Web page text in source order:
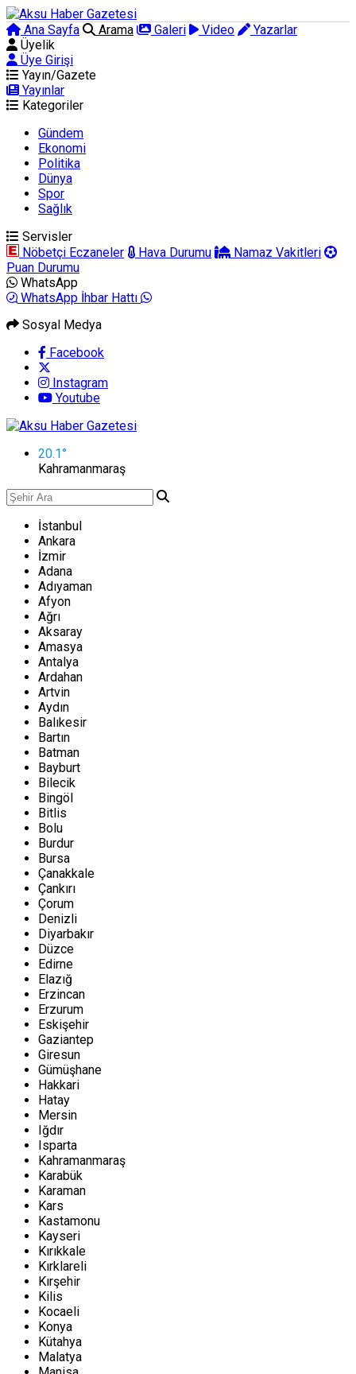
Ana Sayfa Arama Galeri Video
Yazarlar
Üyelik
Üye Girişi
Yayın/Gazete
Yayınlar
Kategoriler
Gündem
Ekonomi
Politika
Dünya
Spor
Sağlık
Servisler
Nöbetçi Eczaneler
Hava Durumu
Namaz Vakitleri
Puan Durumu
WhatsApp
WhatsApp İhbar Hattı
Sosyal Medya
Facebook
Instagram
Youtube
20.1°
Kahramanmaraş
İstanbul
Ankara
İzmir
Adana
Adıyaman
Afyon
Ağrı
Aksaray
Amasya
Antalya
Ardahan
Artvin
Aydın
Balıkesir
Bartın
Batman
Bayburt
Bilecik
Bingöl
Bitlis
Bolu
Burdur
Bursa
Çanakkale
Çankırı
Çorum
Denizli
Diyarbakır
Düzce
Edirne
Elazığ
Erzincan
Erzurum
Eskişehir
Gaziantep
Giresun
Gümüşhane
Hakkari
Hatay
Mersin
Iğdır
Isparta
Kahramanmaraş
Karabük
Karaman
Kars
Kastamonu
Kayseri
Kırıkkale
Kırklareli
Kırşehir
Kilis
Kocaeli
Konya
Kütahya
Malatya